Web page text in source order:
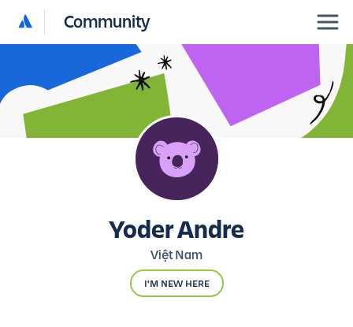
Community
Yoder Andre
I'M NEW HERE
Việt Nam